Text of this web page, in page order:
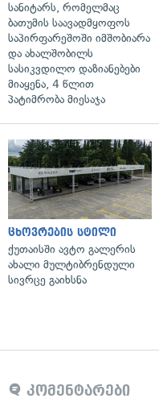
სანიტარს, რომელმაც
ბათუმის საავადმყოფოს
საპირფარეშოში იმშობიარა
და ახალშობილს
სასიკვდილო დაზიანებები
მიაყენა, 4 წლით
პატიმრობა მიესაჯა
ცხოვრების სტილი
ქუთაისში ავტო გალერის
ახალი მულტიბრენდული
სივრცე გაიხსნა
კომენტარები